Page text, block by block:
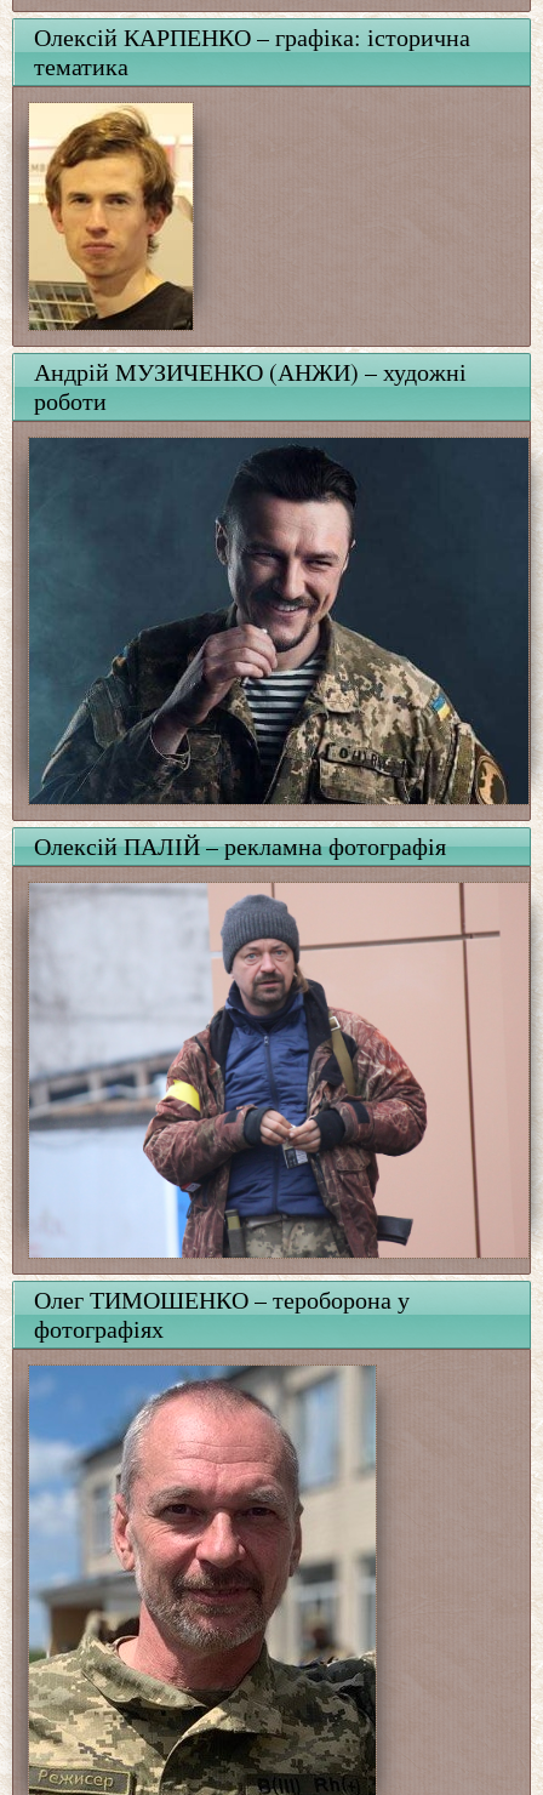
Олексій КАРПЕНКО – графіка: історична
тематика
Андрій МУЗИЧЕНКО (АНЖИ) – художні
роботи
Олексій ПАЛІЙ – рекламна фотографія
Олег ТИМОШЕНКО – тероборона у
фотографіях